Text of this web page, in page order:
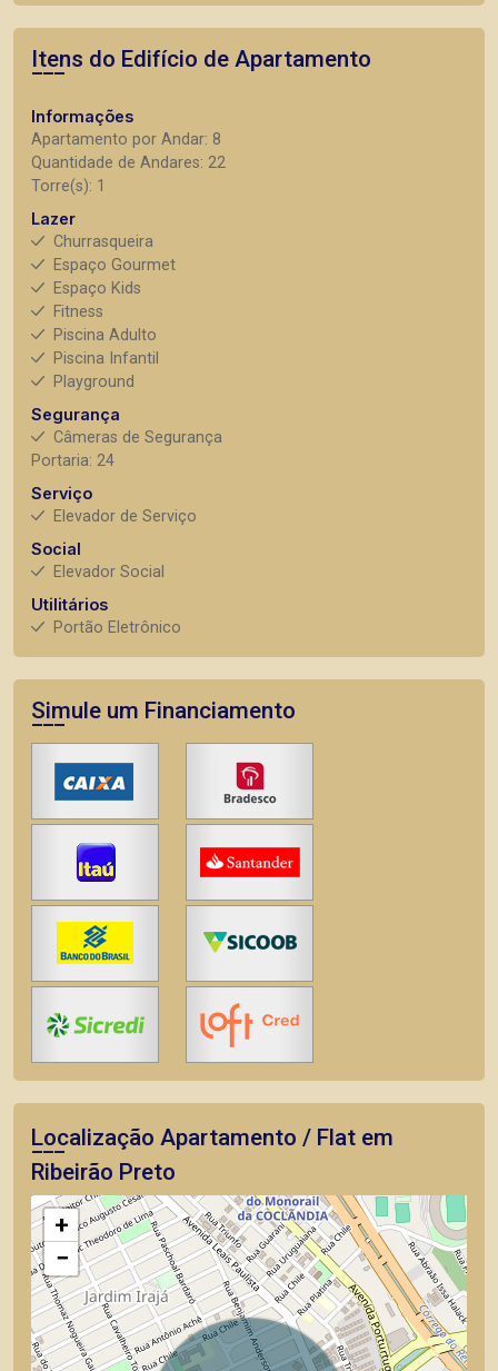
Itens do Edifício de Apartamento
Informações
Apartamento por Andar: 8
Quantidade de Andares: 22
Torre(s): 1
Lazer
Churrasqueira
Espaço Gourmet
Espaço Kids
Fitness
Piscina Adulto
Piscina Infantil
Playground
Segurança
Câmeras de Segurança
Portaria: 24
Serviço
Elevador de Serviço
Social
Elevador Social
Utilitários
Portão Eletrônico
Simule um Financiamento
Localização Apartamento / Flat em
Ribeirão Preto
+
−